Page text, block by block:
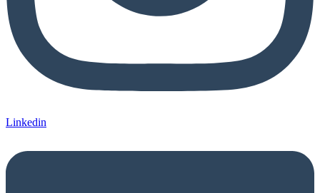
Linkedin